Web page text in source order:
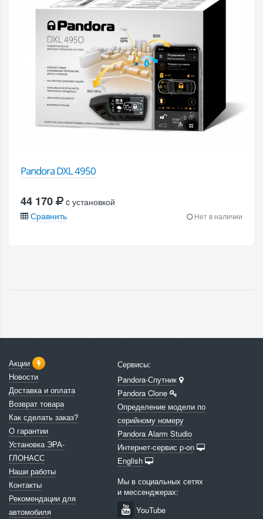
Pandora DXL 4950
44 170
c установкой
Сравнить
Нет в наличии
Акции
Новости
Доставка и оплата
Возврат товара
Как сделать заказ?
О гарантии
Установка ЭРА-
ГЛОНАСС
Наши работы
Контакты
Рекомендации для
автомобиля
Сервисы:
Pandora-Спутник
Pandora Clone
Определение модели по
серийному номеру
Pandora Alarm Studio
Интернет-сервис p-on
English
Мы в социальных сетях
и мессенджерах:
YouTube